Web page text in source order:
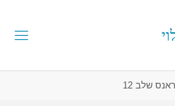
וי
שלב 12